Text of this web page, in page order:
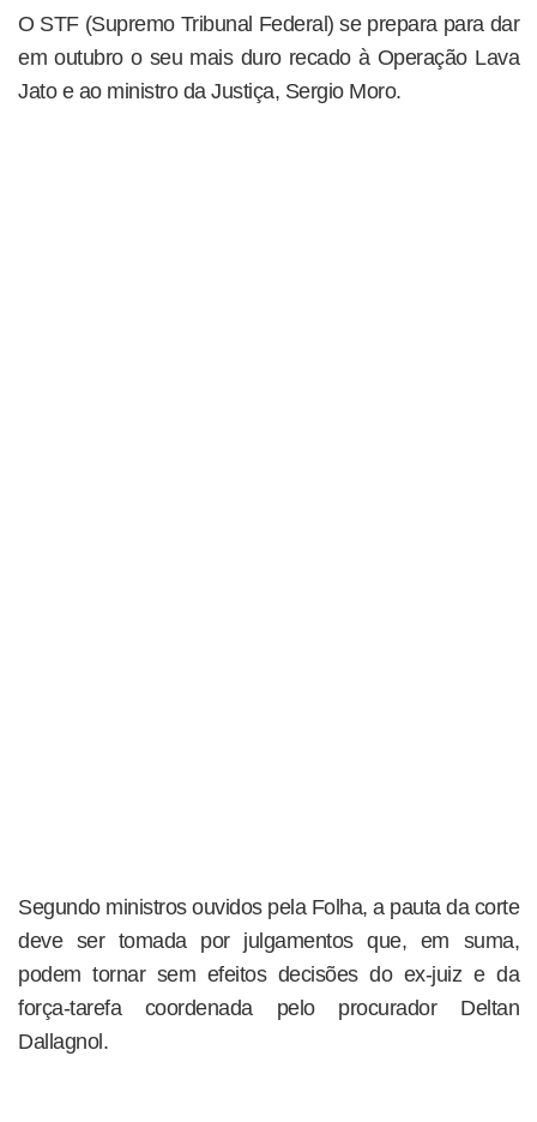
O STF (Supremo Tribunal Federal) se prepara para dar
em outubro o seu mais duro recado à Operação Lava
Jato e ao ministro da Justiça, Sergio Moro.
Segundo ministros ouvidos pela Folha, a pauta da corte
deve ser tomada por julgamentos que, em suma,
podem tornar sem efeitos decisões do ex-juiz e da
força-tarefa coordenada pelo procurador Deltan
Dallagnol.